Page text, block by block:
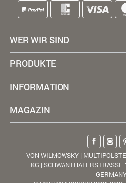
WER WIR SIND
PRODUKTE
INFORMATION
MAGAZIN
VON WILMOWSKY |
KG | SCHWANTHALERSTRASSE
GERMANY